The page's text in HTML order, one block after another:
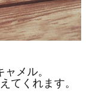
メル。
てくれます。